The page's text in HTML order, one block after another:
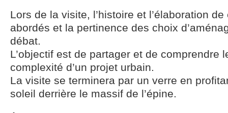
Lors de la visite, l’histoire et l’élaboration
abordés et la pertinence des choix
débat.
L’objectif est de partager et de comprendre
complexité d’un projet urbain.
La visite se terminera par un verre en
soleil derrière le massif de l’épine.